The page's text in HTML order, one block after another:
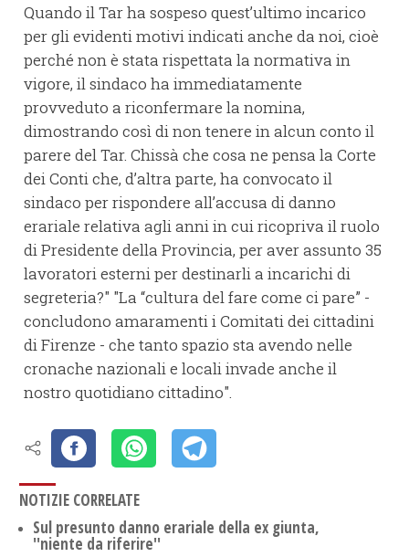
Quando il Tar ha sospeso quest’ultimo incarico
per gli evidenti motivi indicati anche da noi, cioè
perché non è stata rispettata la normativa in
vigore, il sindaco ha immediatamente
provveduto a riconfermare la nomina,
dimostrando così di non tenere in alcun conto il
parere del Tar. Chissà che cosa ne pensa la Corte
dei Conti che, d’altra parte, ha convocato il
sindaco per rispondere all’accusa di danno
erariale relativa agli anni in cui ricopriva il ruolo
di Presidente della Provincia, per aver assunto 35
lavoratori esterni per destinarli a incarichi di
segreteria?" "La “cultura del fare come ci pare” -
concludono amaramenti i Comitati dei cittadini
di Firenze - che tanto spazio sta avendo nelle
cronache nazionali e locali invade anche il
nostro quotidiano cittadino".
NOTIZIE CORRELATE
Sul presunto danno erariale della ex giunta,
''niente da riferire''